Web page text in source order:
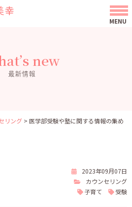
new
最新情報
リング > 医学部受験や塾に関する情報の集め
2023年09月07日
カウンセリング
子育て
受験